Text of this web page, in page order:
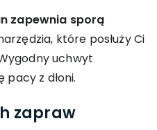
zapewnia sporą
które posłuży Ci
uchwyt
pacy z dłoni.
zapraw